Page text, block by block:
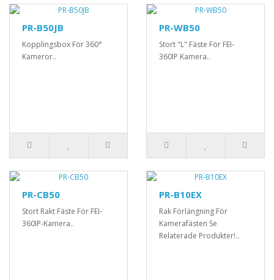
PR-B50JB
Kopplingsbox För 360°
Kameror..
PR-WB50
Stort "L" Fäste För FEI-
360IP Kamera..
PR-CB50
Stort Rakt Fäste För FEI-
360IP-Kamera..
PR-B10EX
Rak Förlängning För
Kamerafästen Se
Relaterade Produkter!..